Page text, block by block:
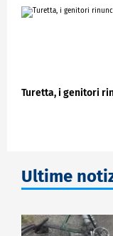
Turetta, i genitori
Ultime